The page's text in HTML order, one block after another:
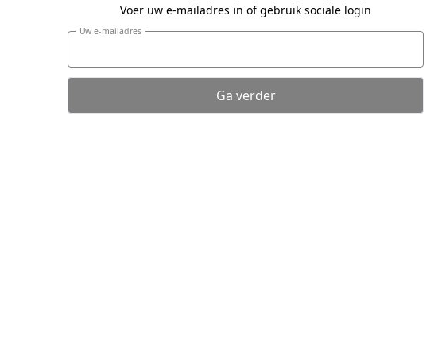
Voer uw e-mailadres in of gebruik sociale login
Uw e-mailadres